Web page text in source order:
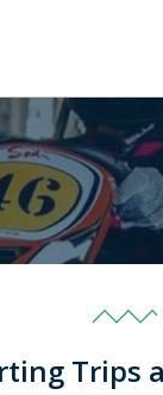
Trips